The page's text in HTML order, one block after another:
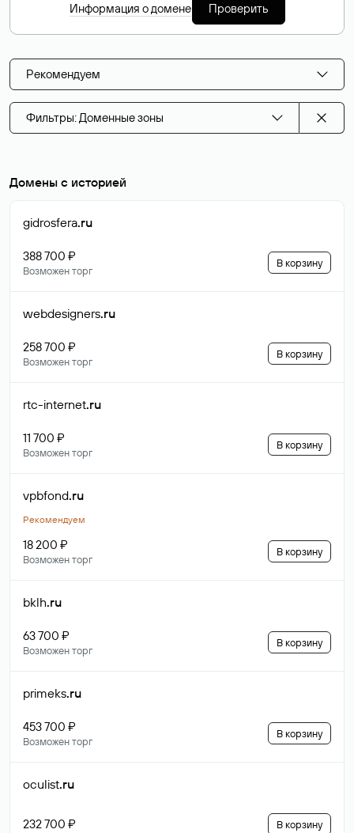
Информация о домене Проверить
Рекомендуем
Фильтры: Доменные зоны
Домены с историей
gidrosfera.ru
388 700 ₽
Возможен торг
В корзину
webdesigners.ru
258 700 ₽
Возможен торг
В корзину
rtc-internet.ru
11 700 ₽
Возможен торг
В корзину
vpbfond.ru
Рекомендуем
18 200 ₽
Возможен торг
В корзину
bklh.ru
63 700 ₽
Возможен торг
В корзину
primeks.ru
453 700 ₽
Возможен торг
В корзину
oculist.ru
232 700 ₽ В корзину